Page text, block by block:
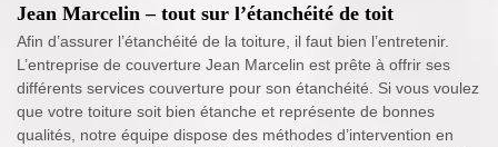
Jean Marcelin – tout sur l’étanchéité de toit
Afin d’assurer l’étanchéité de la toiture, il faut bien l’entretenir.
L’entreprise de couverture Jean Marcelin est prête à offrir ses
différents services couverture pour son étanchéité. Si vous voulez
que votre toiture soit bien étanche et représente de bonnes
qualités, notre équipe dispose des méthodes d’intervention en